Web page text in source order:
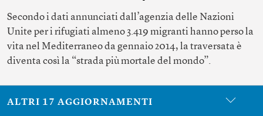
Secondo i dati annunciati dall’agenzia delle Nazioni
Unite per i rifugiati almeno 3.419 migranti hanno perso la
vita nel Mediterraneo da gennaio 2014, la traversata è
diventa così la “strada più mortale del mondo”.
ALTRI 17 AGGIORNAMENTI